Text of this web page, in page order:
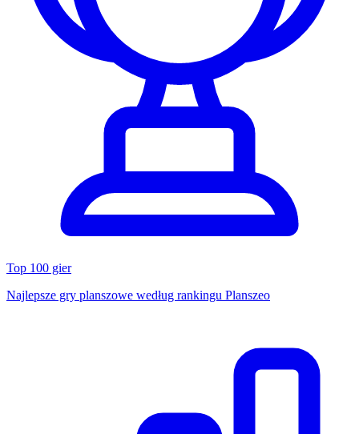
Top 100 gier
Najlepsze gry planszowe według rankingu Planszeo